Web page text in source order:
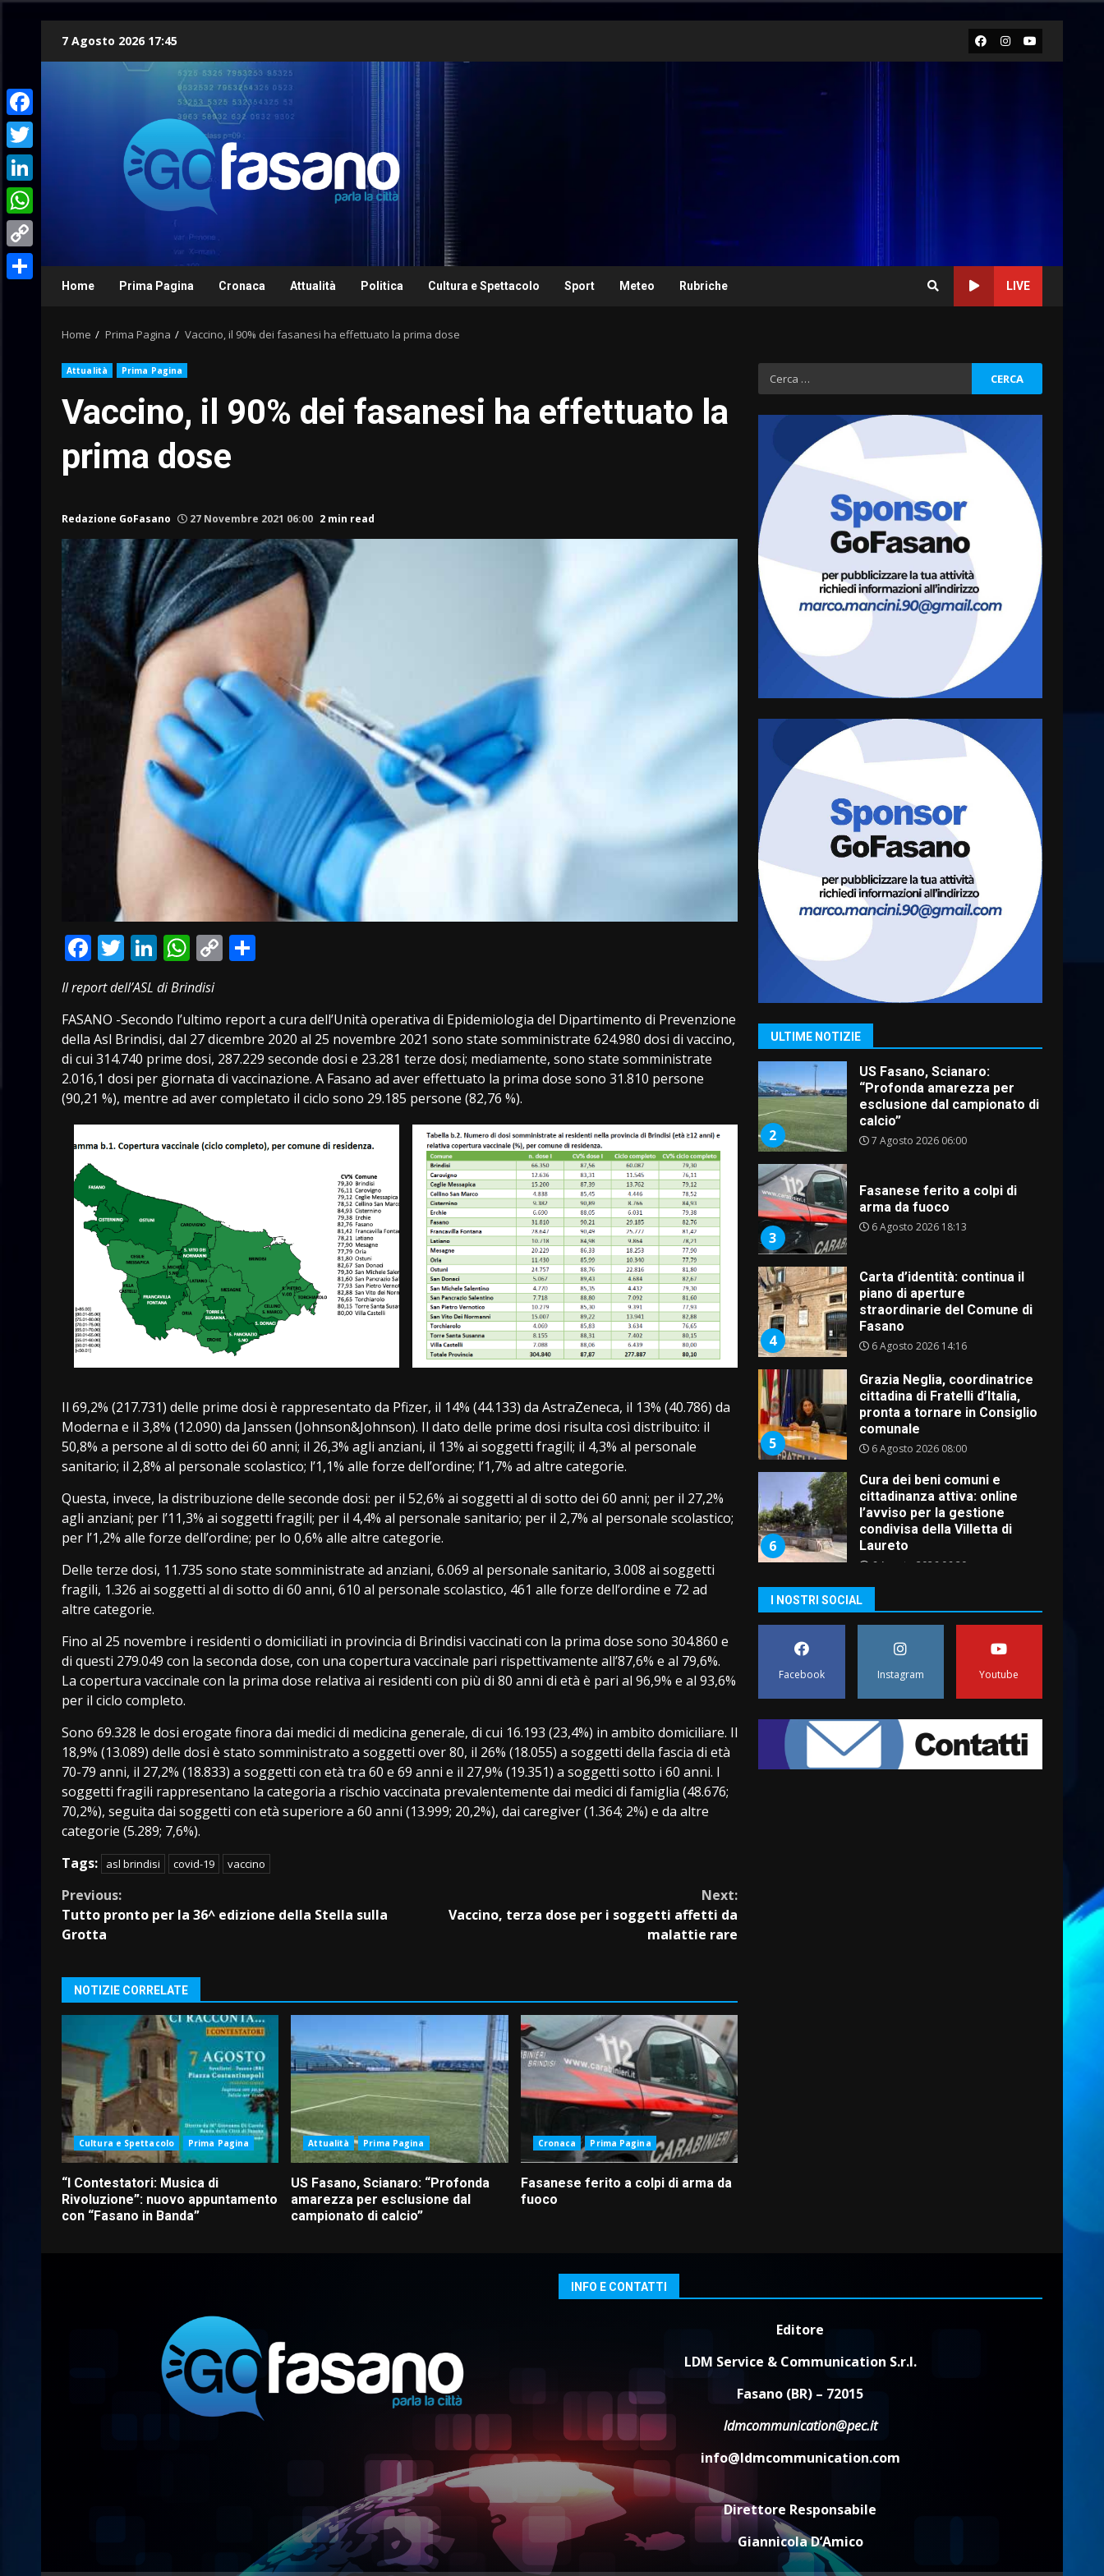
7 Agosto 2026 17:45 Facebook
Instagram
Youtube
Home Prima Pagina Cronaca Attualità Politica Cultura e Spettacolo Sport Meteo Rubriche LIVE
Home Prima Pagina Vaccino, il 90% dei fasanesi ha effettuato la prima dose
Attualità Prima Pagina
Vaccino, il 90% dei fasanesi ha effettuato la
prima dose
Redazione GoFasano 27 Novembre 2021 06:00 2 min read
Facebook
Twitter
LinkedIn
WhatsApp
Copy
Il report dell’ASL di Brindisi
FASANO -Secondo l’ultimo report a cura dell’Unità operativa di Epidemiologia del Dipartimento di Prevenzione
della Asl Brindisi, dal 27 dicembre 2020 al 25 novembre 2021 sono state somministrate 624.980 dosi di vaccino,
di cui 314.740 prime dosi, 287.229 seconde dosi e 23.281 terze dosi; mediamente, sono state somministrate
2.016,1 dosi per giornata di vaccinazione. A Fasano ad aver effettuato la prima dose sono 31.810 persone
(90,21 %), mentre ad aver completato il ciclo sono 29.185 persone (82,76 %).
Il 69,2% (217.731) delle prime dosi è rappresentato da Pfizer, il 14% (44.133) da AstraZeneca, il 13% (40.786) da
Moderna e il 3,8% (12.090) da Janssen (Johnson&Johnson). Il dato delle prime dosi risulta così distribuito: il
50,8% a persone al di sotto dei 60 anni; il 26,3% agli anziani, il 13% ai soggetti fragili; il 4,3% al personale
sanitario; il 2,8% al personale scolastico; l’1,1% alle forze dell’ordine; l’1,7% ad altre categorie.
Questa, invece, la distribuzione delle seconde dosi: per il 52,6% ai soggetti al di sotto dei 60 anni; per il 27,2%
agli anziani; per l’11,3% ai soggetti fragili; per il 4,4% al personale sanitario; per il 2,7% al personale scolastico;
per l’1,2% alle forze dell’ordine; per lo 0,6% alle altre categorie.
Delle terze dosi, 11.735 sono state somministrate ad anziani, 6.069 al personale sanitario, 3.008 ai soggetti
fragili, 1.326 ai soggetti al di sotto di 60 anni, 610 al personale scolastico, 461 alle forze dell’ordine e 72 ad
altre categorie.
Fino al 25 novembre i residenti o domiciliati in provincia di Brindisi vaccinati con la prima dose sono 304.860 e
di questi 279.049 con la seconda dose, con una copertura vaccinale pari rispettivamente all’87,6% e al 79,6%.
La copertura vaccinale con la prima dose relativa ai residenti con più di 80 anni di età è pari al 96,9% e al 93,6%
per il ciclo completo.
Sono 69.328 le dosi erogate finora dai medici di medicina generale, di cui 16.193 (23,4%) in ambito domiciliare. Il
18,9% (13.089) delle dosi è stato somministrato a soggetti over 80, il 26% (18.055) a soggetti della fascia di età
70-79 anni, il 27,2% (18.833) a soggetti con età tra 60 e 69 anni e il 27,9% (19.351) a soggetti sotto i 60 anni. I
soggetti fragili rappresentano la categoria a rischio vaccinata prevalentemente dai medici di famiglia (48.676;
70,2%), seguita dai soggetti con età superiore a 60 anni (13.999; 20,2%), dai caregiver (1.364; 2%) e da altre
categorie (5.289; 7,6%).
Tags:
asl brindisi covid-19 vaccino
Continue
Reading
Previous:
Tutto pronto per la 36^ edizione della Stella sulla
Grotta
Next:
Vaccino, terza dose per i soggetti affetti da
malattie rare
NOTIZIE CORRELATE
Cultura e Spettacolo Prima Pagina
“I Contestatori: Musica di
Rivoluzione”: nuovo appuntamento
con “Fasano in Banda”
Attualità Prima Pagina
US Fasano, Scianaro: “Profonda
amarezza per esclusione dal
campionato di calcio”
Cronaca Prima Pagina
Fasanese ferito a colpi di arma da
fuoco
Ricerca
per:
ULTIME NOTIZIE
Fasanese ferito a colpi di
arma da fuoco
6 Agosto 2026 18:13
4
Carta d’identità: continua il
piano di aperture
straordinarie del Comune di
Fasano
6 Agosto 2026 14:16
5
Grazia Neglia, coordinatrice
cittadina di Fratelli d’Italia,
pronta a tornare in Consiglio
6 Agosto 2026 08:00
Cura dei beni comuni e
cittadinanza attiva: online
l’avviso per la gestione
condivisa della Villetta di
Laureto
6 Agosto 2026 06:20
7
La magia del Minareto e la
prima assoluta de “L’Albergo
Belvedere. Il rapimento”
6 Agosto 2026 06:15
1
“I Contestatori: Musica di
Rivoluzione”: nuovo
appuntamento con “Fasano in
2
US Fasano, Scianaro:
“Profonda amarezza per
esclusione dal campionato di
calcio”
7 Agosto 2026 06:00
3
Fasanese ferito a colpi di
arma da fuoco
6 Agosto 2026 18:13
4
Carta d’identità: continua il
piano di aperture
straordinarie del Comune di
Fasano
6 Agosto 2026 14:16
5
Grazia Neglia, coordinatrice
cittadina di Fratelli d’Italia,
pronta a tornare in Consiglio
comunale
6 Agosto 2026 08:00
6
Cura dei beni comuni e
cittadinanza attiva: online
l’avviso per la gestione
condivisa della Villetta di
Laureto
6 Agosto 2026 06:20
prima assoluta de “L’Albergo
Belvedere. Il rapimento”
6 Agosto 2026 06:15
appuntamento con “Fasano in
Banda”
7 Agosto 2026 06:05
I NOSTRI SOCIAL
Facebook Instagram Youtube
INFO E CONTATTI
Editore
LDM Service & Communication S.r.l.
Fasano (BR) – 72015
ldmcommunication@pec.it
info@ldmcommunication.com
Direttore Responsabile
Giannicola D’Amico
Facebook
Twitter
LinkedIn
WhatsApp
Copy